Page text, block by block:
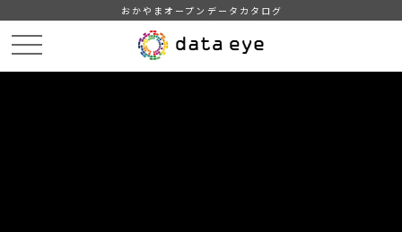
おかやまオープンデータカタログ